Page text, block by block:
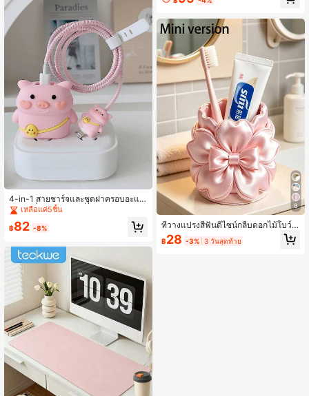
ล่องลอย, และดำน้ำ ! และฝนตกสามารถ
ใช้งานได้โดยไม่ส่งผลกระทบต่อการทำ
งานของหน้าจอสัมผัส., ของใช้จำเป็นสำ
หรับชายหาด, โฟมลอยน้ำในสระ
4-in-1 สายชาร์จและชุดฝาครอบอะแด
ปเตอร์ที่เข้ากันได้กับที่ชาร์จ Apple 20
W, รวมถึงปลอกสายเคเบิล, ที่ม้วนสายเ
คเบิลและฝาครอบเต้าเสียบ
เหลือแค่5ชิ้น
฿82 -8%
ได้กับสายชาร์จเร็ว iPhone 20w และป
จ
8
ที่วางแปรงสีฟันดีไซน์กลีบดอกไม้โบว์มิ
นิสร้างสรรค์และสนุกสนาน แก้วใส่แปรง
สีฟัน ชั้นวางของบนโต๊ะ สามารถใส่แปร
฿28 -3% 3 วันสุดท้าย